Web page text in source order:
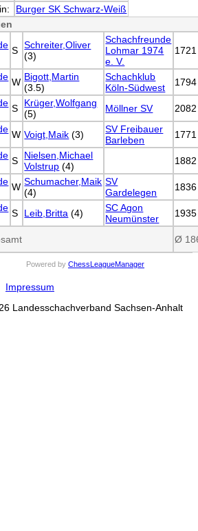
Burger SK Schwarz-Weiß
S Schreiter,Oliver
(3)
Schachfreunde
Lohmar 1974
e. V.
1721
W Bigott,Martin
(3.5)
Schachklub
Köln-Südwest
1794
S
Krüger,Wolfgang
(5)
Möllner SV
2082
W Voigt,Maik (3)
SV Freibauer
Barleben
1771
S
Nielsen,Michael
Volstrup (4)
1882
W Schumacher,Maik
(4)
SV
Gardelegen
1836
S Leib,Britta (4)
SC Agon
Neumünster
1935
Ø
Powered by ChessLeagueManager
Impressum
Landesschachverband Sachsen-Anhalt